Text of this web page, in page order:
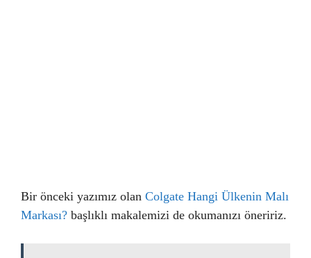
Bir önceki yazımız olan Colgate Hangi Ülkenin Malı
Markası? başlıklı makalemizi de okumanızı öneririz.